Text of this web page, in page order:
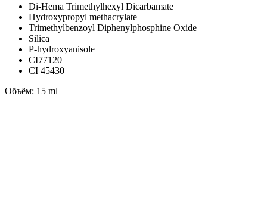
Di-Hema Trimethylhexyl Dicarbamate
Hydroxypropyl methacrylate
Trimethylbenzoyl Diphenylphosphine Oxide
Silica
P-hydroxyanisole
CI77120
CI 45430
Объём: 15 ml